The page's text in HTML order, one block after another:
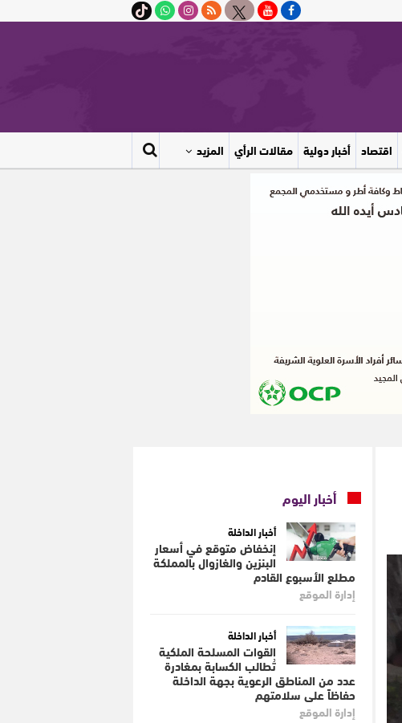
اقتصاد أخبار دولية مقالات الرأي المزيد
أخبار اليوم
أخبار الداخلة
إنخفاض متوقع في أسعار
البنزين والغازوال بالمملكة
مطلع الأسبوع القادم
إدارة الموقع
أخبار الداخلة
القوات المسلحة الملكية
تُطالب الكسابة بمغادرة
عدد من المناطق الرعوية بجهة الداخلة
حفاظاً على سلامتهم
إدارة الموقع